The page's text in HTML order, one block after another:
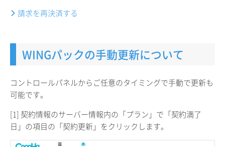
請求を再決済する
WINGパックの手動更新について
コントロールパネルからご任意のタイミングで手動で更新も
可能です。
[1] 契約情報のサーバー情報内の「プラン」で「契約満了
日」の項目の「契約更新」をクリックします。